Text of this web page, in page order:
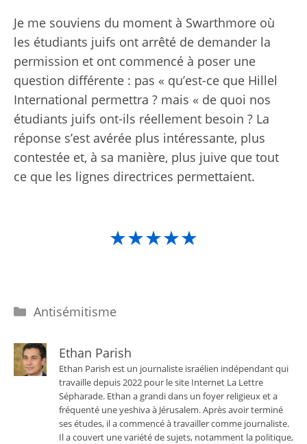
Je me souviens du moment à Swarthmore où
les étudiants juifs ont arrêté de demander la
permission et ont commencé à poser une
question différente : pas « qu’est-ce que Hillel
International permettra ? mais « de quoi nos
étudiants juifs ont-ils réellement besoin ? La
réponse s’est avérée plus intéressante, plus
contestée et, à sa manière, plus juive que tout
ce que les lignes directrices permettaient.
★★★★★
Catégories
Antisémitisme
Ethan Parish
Ethan Parish est un journaliste israélien indépendant qui
travaille depuis 2022 pour le site Internet La Lettre
Sépharade. Ethan a grandi dans un foyer religieux et a
fréquenté une yeshiva à Jérusalem. Après avoir terminé
ses études, il a commencé à travailler comme journaliste.
Il a couvert une variété de sujets, notamment la politique,